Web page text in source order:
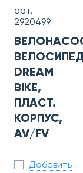
арт.
2920499
DREAM
BIKE,
ПЛАСТ.
КОРПУС,
AV/FV
Добавить